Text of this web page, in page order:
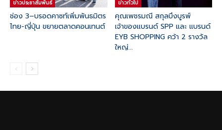
ข่าวประชาสัมพันธ์
ช่อง 3–บรอดคาซท์เพิ่มพันธมิตร
ไทย-ญี่ปุ่น ขยายตลาดคอนเทนต์
ข่าวทั่วไป
คุณเพชรมณี สกุลบึงบูรพ์
เจ้าของแบรนด์ SPP และ แบรนด์
EYB SHOPPING คว้า 2 รางวัล
ใหญ่...